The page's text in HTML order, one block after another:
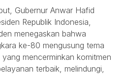
Gubernur Anwar Hafid
Republik Indonesia,
menegaskan bahwa
ke-80 mengusung tema
mencerminkan komitmen
terbaik, melindungi,